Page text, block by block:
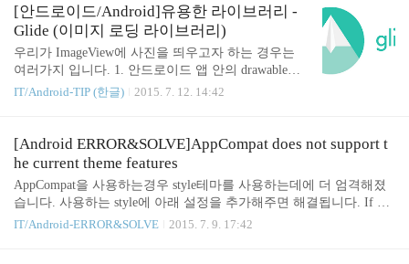
운영하는 서비스에서 AWS를 사용중입니다. (개발환
경 서버, 운영환경 서버 모두 AWS로 구성해서 사용
중) 위의 서비스에서는 정상적으로 요금이 발생하고
요금을 지불하고 있습니다. (충분한 크레딧을 가지고
있어서 아직은 크레딧으로만 결제하고있고 실제 결
제를 한적은 아직 없습니다) 그 외에 개인적으로 개
유저로서 사용중입니다. 그런데 프리티어 이상의 기
능..
[안드로이드/Android]유용한 라이브러리 -
Glide (이미지 로딩 라이브러리)
우리가 ImageView에 사진을 띄우고자 하는 경우는
여러가지 입니다. 1. 안드로이드 앱 안의 drawable폴
더의 리소스를 보여주는 경우 2 .안드로이드 디바이
여주고자 하는 경우 1,2번의 경우는 안드로이드 기기
내부의 리소스를 불러오는 작업이므로 예외사항도
럼 이미지의 URL인 경우 http클라이언트를 이용해서
ImageView에 보여주어야 하는경우는 고려해야할 사
항이 많습니다. 로딩 실패처리, 재시도처리, Out of M
IT/Android-TIP (한글) 2015. 7. 12. 14:42
[Android ERROR&SOLVE]AppCompat does not support t
he current theme features
AppCompat을 사용하는경우 style테마를 사용하는데에 더 엄격해졌
습니다. 사용하는 style에 아래 설정을 추가해주면 해결됩니다. If yo
u use AppCompat style theme, you have to add this line. in your app The
IT/Android-ERROR&SOLVE 2015. 7. 9. 17:42